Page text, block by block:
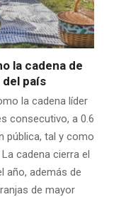
la cadena de
país
la cadena líder
consecutivo, a 0.6
pública, tal y como
cadena cierra el
año, además de
de mayor